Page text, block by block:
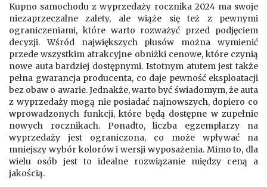
Kupno samochodu z wyprzedaży rocznika 2024 ma swoje
niezaprzeczalne zalety, ale wiąże się też z pewnymi
ograniczeniami, które warto rozważyć przed podjęciem
decyzji. Wśród największych plusów można wymienić
przede wszystkim atrakcyjne obniżki cenowe, które czynią
nowe auta bardziej dostępnymi. Istotnym atutem jest także
pełna gwarancja producenta, co daje pewność eksploatacji
bez obaw o awarie. Jednakże, warto być świadomym, że auta
z wyprzedaży mogą nie posiadać najnowszych, dopiero co
wprowadzonych funkcji, które będą dostępne w zupełnie
nowych rocznikach. Ponadto, liczba egzemplarzy na
wyprzedaży jest ograniczona, co może wpływać na
mniejszy wybór kolorów i wersji wyposażenia. Mimo to, dla
wielu osób jest to idealne rozwiązanie między ceną a
jakością.